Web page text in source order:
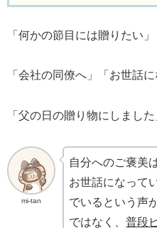
「何かの節目には贈りたい」
「会社の同僚へ」「お世話
「父の日の贈り物にしました
mi-tan
自分へのご褒美
お世話になって
でいるという声
ではなく、普段